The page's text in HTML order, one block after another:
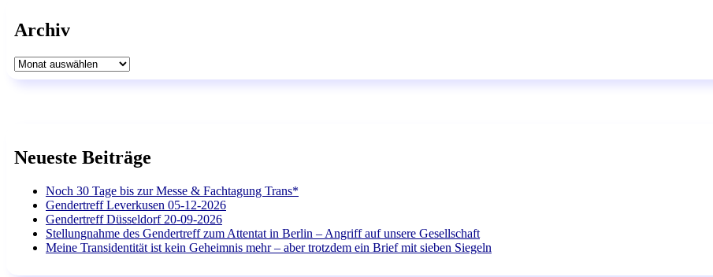
Archiv
Archiv
Neueste Beiträge
Noch 30 Tage bis zur Messe & Fachtagung Trans*
Gendertreff Leverkusen 05-12-2026
Gendertreff Düsseldorf 20-09-2026
Stellungnahme des Gendertreff zum Attentat in Berlin – Angriff auf unsere Gesellschaft
Meine Transidentität ist kein Geheimnis mehr – aber trotzdem ein Brief mit sieben Siegeln